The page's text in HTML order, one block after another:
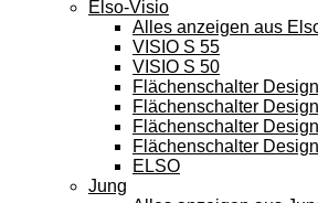
Elso-Visio
Alles anzeigen aus
VISIO S 55
VISIO S 50
Flächenschalter
Flächenschalter
Flächenschalter
Flächenschalter
ELSO
Jung